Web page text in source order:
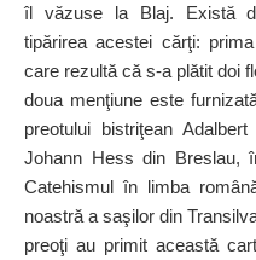
îl văzuse la Blaj. Există
tipărirea acestei cărţi:
care rezultă că s‑a plătit doi
doua menţiune este
preotului bistriţean
Johann Hess din Breslau,
Catehismul în limba
noastră a saşilor din
preoţi au primit această